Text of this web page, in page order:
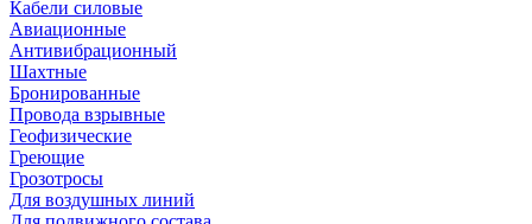
Кабели силовые
Авиационные
Антивибрационный
Шахтные
Бронированные
Провода взрывные
Геофизические
Греющие
Грозотросы
Для воздушных линий